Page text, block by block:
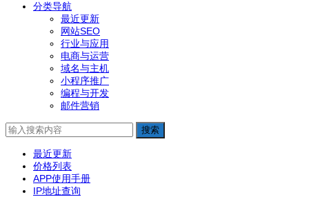
分类导航
最近更新
网站SEO
行业与应用
电商与运营
域名与主机
小程序推广
编程与开发
邮件营销
搜索
最近更新
价格列表
APP使用手册
IP地址查询